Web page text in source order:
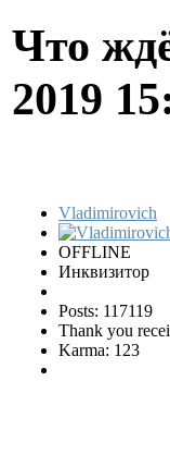
Что
2019
Vladimirovich
OFFLINE
Инквизитор
Posts: 117119
Thank you
Karma: 123